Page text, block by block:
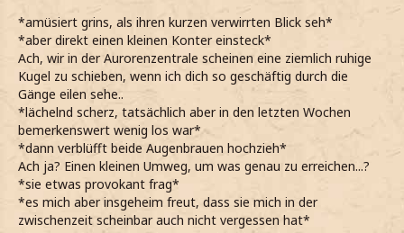
*amüsiert grins, als ihren kurzen verwirrten Blick seh*
*aber direkt einen kleinen Konter einsteck*
Ach, wir in der Aurorenzentrale scheinen eine ziemlich ruhige
Kugel zu schieben, wenn ich dich so geschäftig durch die
Gänge eilen sehe..
*lächelnd scherz, tatsächlich aber in den letzten Wochen
bemerkenswert wenig los war*
*dann verblüfft beide Augenbrauen hochzieh*
Ach ja? Einen kleinen Umweg, um was genau zu erreichen...?
*sie etwas provokant frag*
*es mich aber insgeheim freut, dass sie mich in der
zwischenzeit scheinbar auch nicht vergessen hat*